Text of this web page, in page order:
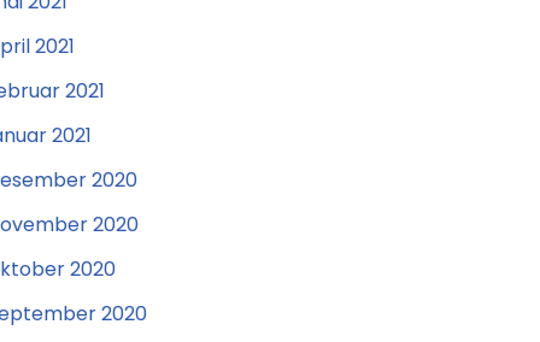
2021
2021
2021
2020
2020
2020
2020